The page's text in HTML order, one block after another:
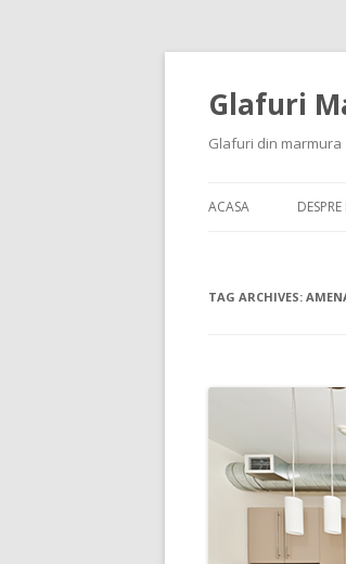
Glafuri
Glafuri din marmura
ACASA
TAG ARCHIVES: